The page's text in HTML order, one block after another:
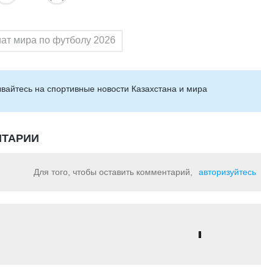
мира по футболу 2026
на cпортивные новости Казахстана и мира
Для того, чтобы оставить комментарий, авторизуйтесь